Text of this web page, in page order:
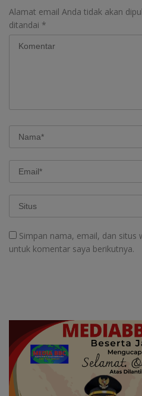
Alamat email Anda tidak akan
ditandai *
Simpan nama, email, dan situs
untuk komentar saya berikutnya.